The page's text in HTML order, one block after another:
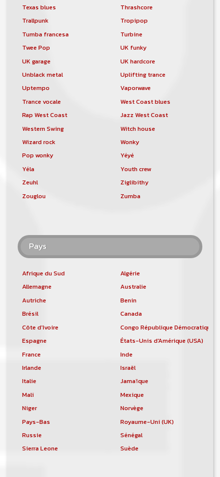
Texas blues
Thrashcore
Trallpunk
Tropipop
Tumba francesa
Turbine
Twee Pop
UK funky
UK garage
UK hardcore
Unblack metal
Uplifting trance
Uptempo
Vaporwave
Trance vocale
West Coast blues
Rap West Coast
Jazz West Coast
Western Swing
Witch house
Wizard rock
Wonky
Pop wonky
Yéyé
Yéla
Youth crew
Zeuhl
Ziglibithy
Zouglou
Zumba
Pays
Afrique du Sud
Algérie
Allemagne
Australie
Autriche
Benin
Brésil
Canada
Côte d'Ivoire
Congo République Démocratique
Espagne
États-Unis d'Amérique (USA)
France
Inde
Irlande
Israël
Italie
Jamaïque
Mali
Mexique
Niger
Norvège
Pays-Bas
Royaume-Uni (UK)
Russie
Sénégal
Sierra Leone
Suède